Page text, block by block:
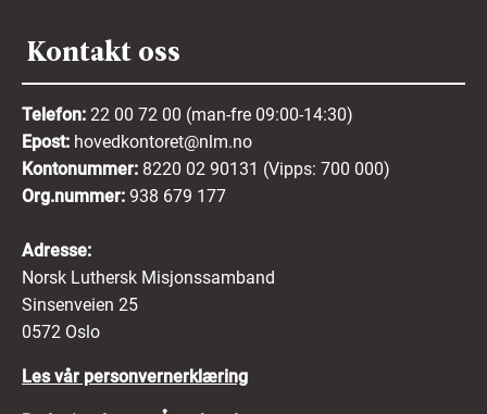
Kontakt oss
Telefon: 22 00 72 00 (man-fre 09:00-14:30)
Epost: hovedkontoret@nlm.no
Kontonummer: 8220 02 90131 (Vipps: 700 000)
Org.nummer: 938 679 177
Adresse:
Norsk Luthersk Misjonssamband
Sinsenveien 25
0572 Oslo
Les vår personvernerklæring